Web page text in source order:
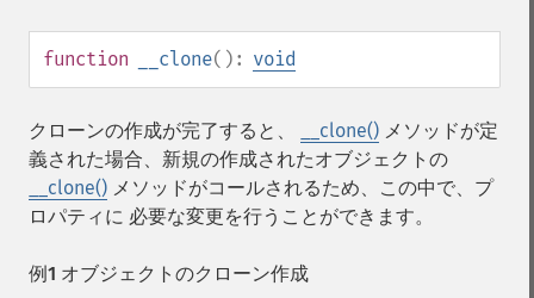
function __clone(): void
クローンの作成が完了すると、 __clone() メソッドが定
義された場合、新規の作成されたオブジェクトの
__clone() メソッドがコールされるため、この中で、プ
ロパティに 必要な変更を行うことができます。
例1 オブジェクトのクローン作成